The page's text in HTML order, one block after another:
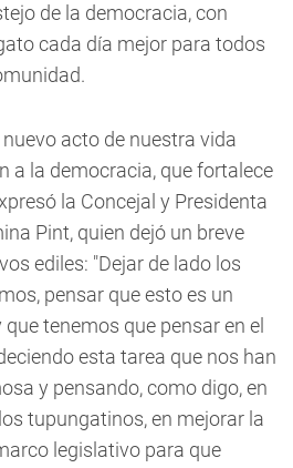
de la democracia, con
cada día mejor para todos
acto de nuestra vida
a la democracia, que fortalece
la Concejal y Presidenta
Pint, quien dejó un breve
ediles: "Dejar de lado los
pensar que esto es un
tenemos que pensar en el
esta tarea que nos han
y pensando, como digo, en
tupungatinos, en mejorar la
legislativo para que